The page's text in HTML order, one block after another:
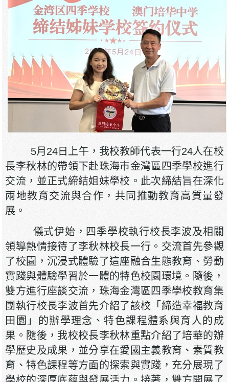
5月24日上午，我校教師代表一行24人在校
長李秋林的帶領下赴珠海市金灣區四季學校進行
交流，並正式締結姐妹學校。此次締結旨在深化
兩地教育交流與合作，共同推動教育高質量發
展。
儀式伊始，四季學校執行校長李波及相關
領導熱情接待了李秋林校長一行。交流首先參觀
了校園，沉浸式體驗了這座融合生態教育、勞動
實踐與體驗學習於一體的特色校園環境。隨後，
雙方進行座談交流，珠海金灣區四季學校教育集
團執行校長李波首先介紹了該校「締造幸福教育
田園」的辦學理念、特色課程體系與育人的成
果。隨後，我校校長李秋林重點介紹了培華的辦
學歷史及成果，並分享在愛國主義教育、素質教
育、特色課程等方面的探索與實踐，充分展現了